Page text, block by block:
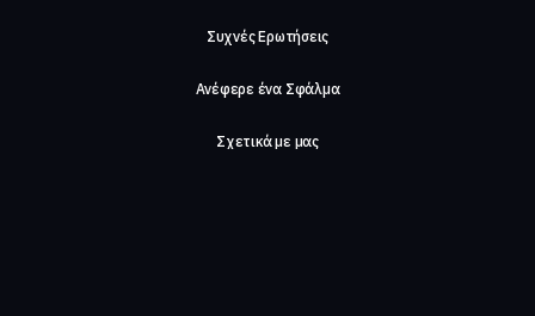
Συχνές Ερωτήσεις
Ανέφερε ένα Σφάλμα
Σχετικά με μας